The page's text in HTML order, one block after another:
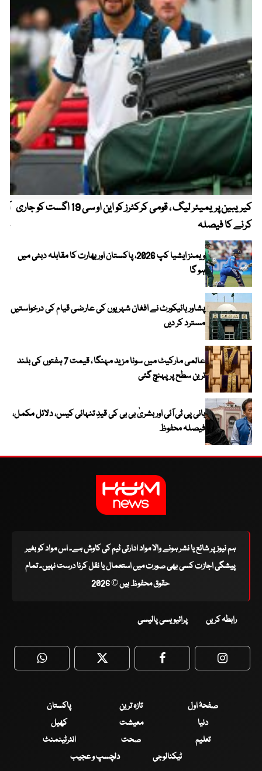
کیریبین پریمیئر لیگ ، قومی کرکٹرز کو این او سی 19 اگست کو جاری
کرنے کا فیصلہ
ویمنز ایشیا کپ 2026، پاکستان اور بھارت کا مقابلہ دبئی میں
ہو گا
پشاور ہائیکورٹ نے افغان شہریوں کی عارضی قیام کی درخواستیں
مسترد کر دیں
عالمی مارکیٹ میں سونا مزید مہنگا ، قیمت 7 ہفتوں کی بلند
ترین سطح پر پہنچ گئی
بانی پی ٹی آئی اور بشریٰ بی بی کی قیدِ تنہائی کیس، دلائل مکمل،
فیصلہ محفوظ
ہم نیوز پر شائع یا نشر ہونے والا مواد ادارتی ٹیم کی کاوش ہے۔ اس مواد کو بغیر
پیشگی اجازت کسی بھی صورت میں استعمال یا نقل کرنا درست نہیں۔ تمام
حقوق محفوظ ہیں © 2026
رابطہ کریں پرائیویسی پالیسی
WhatsApp Twitter Facebook
صفحۂ اول تازہ ترین
پاکستان
دنیا
معیشت
کھیل
تعلیم
صحت
انٹرٹینمنٹ
ٹیکنالوجی
دلچسپ و عجیب